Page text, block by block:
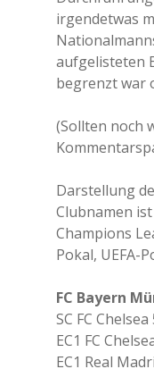
irgendetwas
aufgelisteten
begrenzt war
(Sollten noch
Darstellung
Clubnamen
Champions
Pokal, UEFA-
FC Bayern
SC FC Chelsea
EC1 FC
EC1 Real